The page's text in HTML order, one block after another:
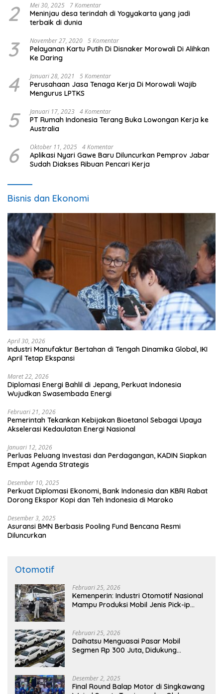
2 Mei 30, 2025 7 Komentar
Meninjau desa terindah di Yogyakarta yang jadi
terbaik di dunia
3 November 27, 2020 5 Komentar
Pelayanan Kartu Putih Di Disnaker Morowali Di Alihkan
Ke Daring
4 Januari 28, 2021 5 Komentar
Perusahaan Jasa Tenaga Kerja Di Morowali Wajib
Mengurus LPTKS
5 Januari 17, 2023 4 Komentar
PT Rumah Indonesia Terang Buka Lowongan Kerja ke
Australia
6 Oktober 11, 2025 4 Komentar
Aplikasi Nyari Gawe Baru Diluncurkan Pemprov Jabar
Sudah Diakses Ribuan Pencari Kerja
Bisnis dan Ekonomi
April 30, 2026
Industri Manufaktur Bertahan di Tengah Dinamika Global, IKI
April Tetap Ekspansi
Maret 22, 2026
Diplomasi Energi Bahlil di Jepang, Perkuat Indonesia
Wujudkan Swasembada Energi
Februari 21, 2026
Pemerintah Tekankan Kebijakan Bioetanol Sebagai Upaya
Akselerasi Kedaulatan Energi Nasional
Januari 12, 2026
Perluas Peluang Investasi dan Perdagangan, KADIN Siapkan
Empat Agenda Strategis
Desember 10, 2025
Perkuat Diplomasi Ekonomi, Bank Indonesia dan KBRI Rabat
Dorong Ekspor Kopi dan Teh Indonesia di Maroko
Desember 3, 2025
Asuransi BMN Berbasis Pooling Fund Bencana Resmi
Diluncurkan
Otomotif
Februari 25, 2026
Kemenperin: Industri Otomotif Nasional
Mampu Produksi Mobil Jenis Pick-ip
Februari 25, 2026
Daihatsu Menguasai Pasar Mobil
Segmen Rp 300 Juta, Didukung
Desember 2, 2025
Final Round Balap Motor di Singkawang